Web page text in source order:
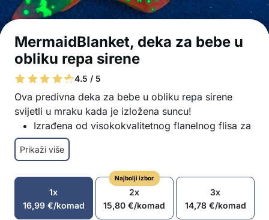
MermaidBlanket, deka za bebe u
obliku repa sirene
4.5 / 5
Ova predivna deka za bebe u obliku repa sirene
svijetli u mraku kada je izložena suncu!
Izrađena od visokokvalitetnog flanelnog flisa za
maksimalnu udobnost
Deka svijetli u mraku
Oblikovana kao rep sirene
Dječja ideja je savršen izbor za poklon
Izuzetno mekana i udobna
Lako se održava pranjem u perilici rublja
Prikaži više
1x
16,99 €/komad
Najbolji izbor
2x
15,80€/komad
3x
14,78 €/komad